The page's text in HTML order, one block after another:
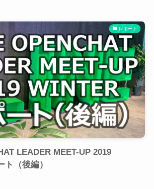
レポート
LEADER MEET-UP 2019
（後編）